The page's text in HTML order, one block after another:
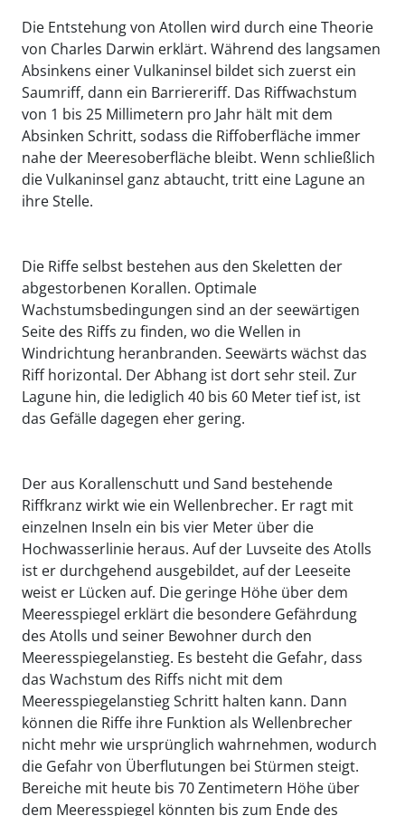
Die Entstehung von Atollen wird durch eine Theorie
von Charles Darwin erklärt. Während des langsamen
Absinkens einer Vulkaninsel bildet sich zuerst ein
Saumriff, dann ein Barriereriff. Das Riffwachstum
von 1 bis 25 Millimetern pro Jahr hält mit dem
Absinken Schritt, sodass die Riffoberfläche immer
nahe der Meeresoberfläche bleibt. Wenn schließlich
die Vulkaninsel ganz abtaucht, tritt eine Lagune an
ihre Stelle.
Die Riffe selbst bestehen aus den Skeletten der
abgestorbenen Korallen. Optimale
Wachstumsbedingungen sind an der seewärtigen
Seite des Riffs zu finden, wo die Wellen in
Windrichtung heranbranden. Seewärts wächst das
Riff horizontal. Der Abhang ist dort sehr steil. Zur
Lagune hin, die lediglich 40 bis 60 Meter tief ist, ist
das Gefälle dagegen eher gering.
Der aus Korallenschutt und Sand bestehende
Riffkranz wirkt wie ein Wellenbrecher. Er ragt mit
einzelnen Inseln ein bis vier Meter über die
Hochwasserlinie heraus. Auf der Luvseite des Atolls
ist er durchgehend ausgebildet, auf der Leeseite
weist er Lücken auf. Die geringe Höhe über dem
Meeresspiegel erklärt die besondere Gefährdung
des Atolls und seiner Bewohner durch den
Meeresspiegelanstieg. Es besteht die Gefahr, dass
das Wachstum des Riffs nicht mit dem
Meeresspiegelanstieg Schritt halten kann. Dann
können die Riffe ihre Funktion als Wellenbrecher
nicht mehr wie ursprünglich wahrnehmen, wodurch
die Gefahr von Überflutungen bei Stürmen steigt.
Bereiche mit heute bis 70 Zentimetern Höhe über
dem Meeresspiegel könnten bis zum Ende des